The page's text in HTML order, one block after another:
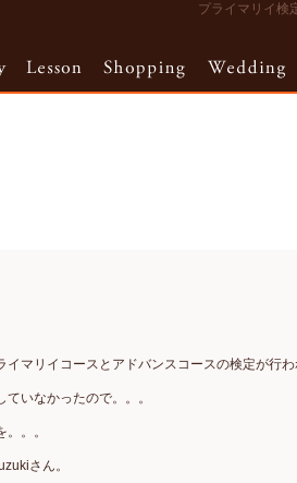
プライマリイ検
リイコースとアドバンスコースの検定が行わ
いなかったので。。。
。。
さん。